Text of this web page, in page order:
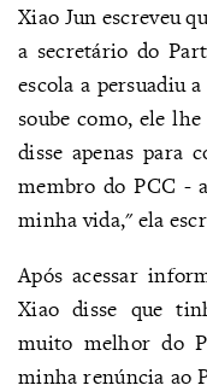
Xiao Jun escreveu
a secretário do
escola a persuadiu
soube como, ele
disse apenas para
membro do PCC -
minha vida," ela
Após acessar
Xiao disse que
muito melhor do
minha renúncia ao